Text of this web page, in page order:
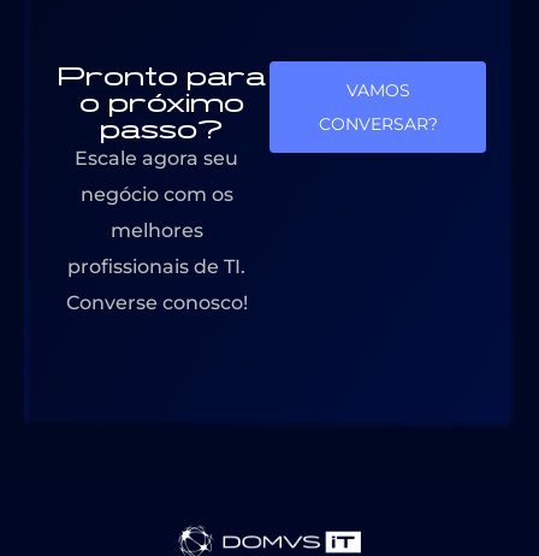
Pronto para
o próximo
passo?
Escale agora seu
negócio com os
melhores
profissionais de TI.
Converse conosco!
VAMOS
CONVERSAR?